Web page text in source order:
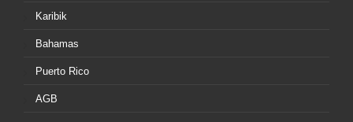
Karibik
Bahamas
Puerto Rico
AGB